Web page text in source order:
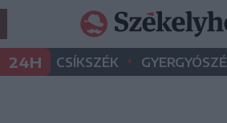
24H CSÍKSZÉK •